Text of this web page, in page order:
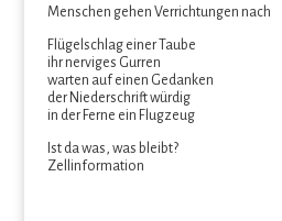
Menschen gehen Verrichtungen nach
Flügelschlag einer Taube
ihr nerviges Gurren
warten auf einen Gedanken
der Niederschrift würdig
in der Ferne ein Flugzeug
Ist da was, was bleibt?
Zellinformation